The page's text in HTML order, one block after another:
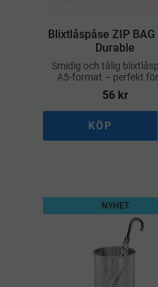
till i önskelista
​Blixtlåspåse ZIP
Durable
Smidig och tålig
A5-format – perfekt
organisera och
dokument, småsaker
researtiklar
56kr
KÖP
NYHET